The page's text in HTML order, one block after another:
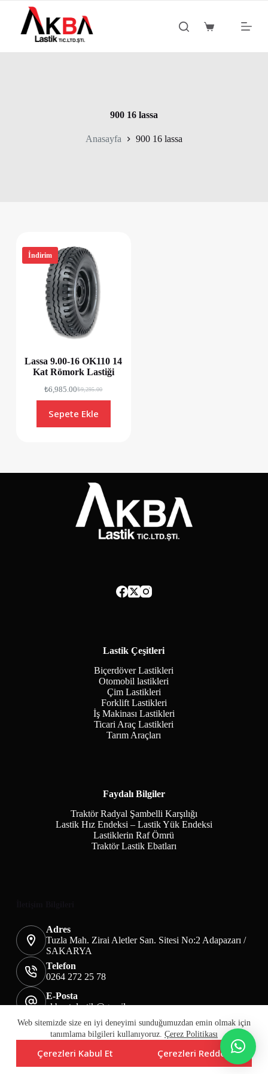
Web sitemizde size en iyi deneyimi sunduğumuzdan emin olmak için
tanımlama bilgileri kullanıyoruz. Çerez Politikası
Çerezleri Kabul Et Çerezleri Reddet
Shopping
900 16 lassa
Anasayfa 900 16 lassa
İndirim
Lassa 9.00-16 OK110 14
Kat Römork Lastiği
₺9,295.00
₺6,985.00
Sepete Ekle
Lastik Çeşitleri
Biçerdöver Lastikleri
Otomobil lastikleri
Çim Lastikleri
Forklift Lastikleri
İş Makinası Lastikleri
Ticari Araç Lastikleri
Tarım Araçları
Faydalı Bilgiler
Traktör Radyal Şambelli Karşılığı
Lastik Hız Endeksi – Lastik Yük Endeksi
Lastiklerin Raf Ömrü
Traktör Lastik Ebatları
Adres
Tuzla Mah. Zirai Aletler San. Sitesi No:2 Adapazarı /
SAKARYA
Telefon
0264 272 25 78
E-Posta
akbaotolastik@gmail.com
Mesafeli Satış Sözleşmesi
Teslimat&İade
Üyelik KVKK Sayfası
Çerez Politikası